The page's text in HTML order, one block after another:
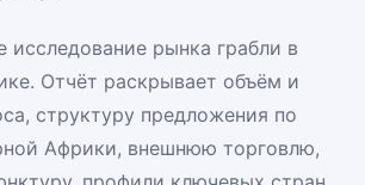
исследование рынка грабли в
Отчёт раскрывает объём и
структуру предложения по
Африки, внешнюю торговлю,